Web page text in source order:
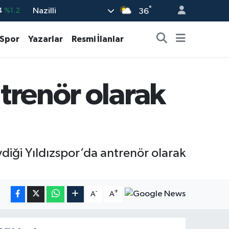
%0.17
%-19
Nazilli 36°
Spor Yazarlar Resmi İlanlar
olarak
Yıldızspor’da antrenör olarak
A- A+